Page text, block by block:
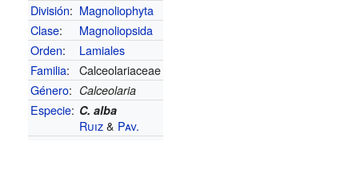
División: Magnoliophyta
Clase:
Magnoliopsida
Orden:
Lamiales
Familia:
Calceolariaceae
Género: Calceolaria
Especie: C. alba
Ruiz& Pav.